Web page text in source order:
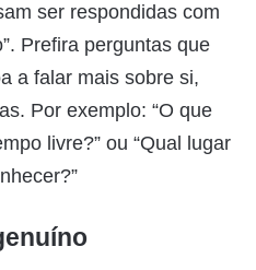
ser respondidas com
Prefira perguntas que
a falar mais sobre si,
Por exemplo: “O que
livre?” ou “Qual lugar